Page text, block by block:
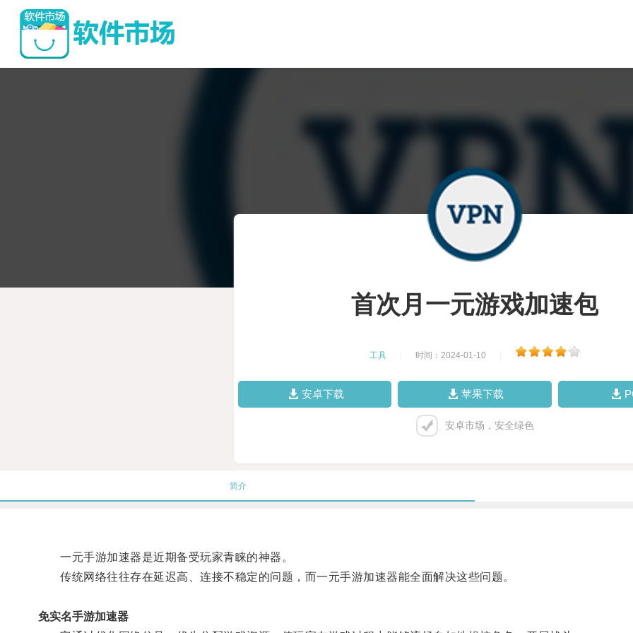
首次月一元游戏加速包
工具 时间：2024-01-10
安卓下载 苹果下载
安卓市场，安全绿色
简介
一元手游加速器是近期备受玩家青睐的神器。
传统网络往往存在延迟高、连接不稳定的问题，而一元手游加速器能全面解决这些问题。
免实名手游加速器